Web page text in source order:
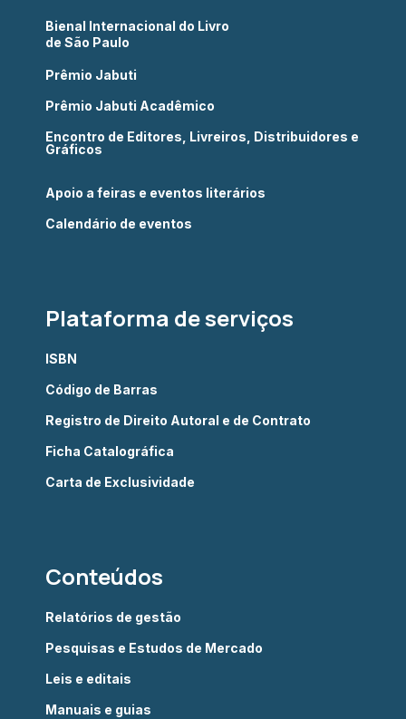
Bienal Internacional do Livro
de São Paulo
Prêmio Jabuti
Prêmio Jabuti Acadêmico
Encontro de Editores, Livreiros, Distribuidores e
Gráficos
Apoio a feiras e eventos literários
Calendário de eventos
Plataforma de serviços
ISBN
Código de Barras
Registro de Direito Autoral e de Contrato
Ficha Catalográfica
Carta de Exclusividade
Conteúdos
Relatórios de gestão
Pesquisas e Estudos de Mercado
Leis e editais
Manuais e guias